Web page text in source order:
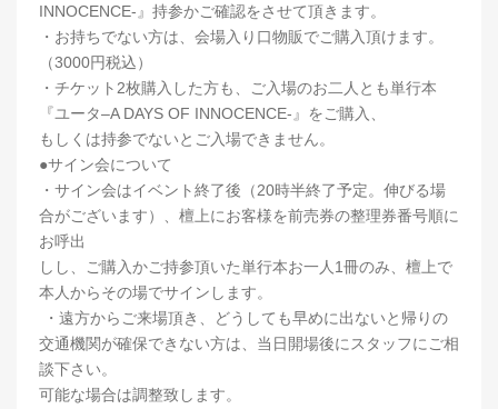
INNOCENCE-』持参かご確認をさせて頂きます。
・お持ちでない方は、会場入り口物販でご購入頂けます。
（3000円税込）
・チケット2枚購入した方も、ご入場のお二人とも単行本
『ユータ–A DAYS OF INNOCENCE-』をご購入、
もしくは持参でないとご入場できません。
●サイン会について
・サイン会はイベント終了後（20時半終了予定。伸びる場
合がございます）、檀上にお客様を前売券の整理券番号順に
お呼出
しし、ご購入かご持参頂いた単行本お一人1冊のみ、檀上で
本人からその場でサインします。
・遠方からご来場頂き、どうしても早めに出ないと帰りの
交通機関が確保できない方は、当日開場後にスタッフにご相
談下さい。
可能な場合は調整致します。